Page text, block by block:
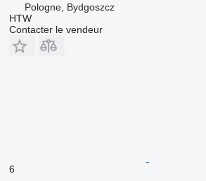
Pologne, Bydgoszcz
HTW
Contacter le vendeur
6